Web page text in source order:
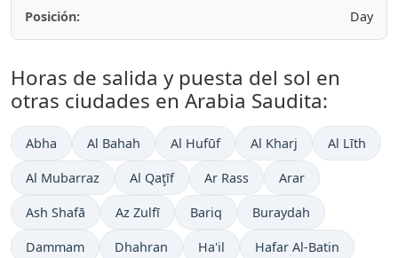
Posición:
Day
Horas de salida y puesta del sol en
otras ciudades en Arabia Saudita:
Abha Al Bahah Al Hufūf Al Kharj Al Līth
Al Mubarraz Al Qaţīf Ar Rass Arar
Ash Shafā Az Zulfī Bariq Buraydah
Dammam Dhahran Ha'il Hafar Al-Batin